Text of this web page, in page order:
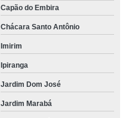
Capão do Embira
Chácara Santo Antônio
Imirim
Ipiranga
Jardim Dom José
Jardim Marabá